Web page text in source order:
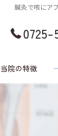
鍼灸で咳にア
0725-
当院の特徴